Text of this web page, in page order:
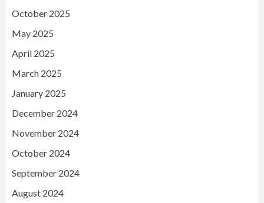
October 2025
May 2025
April 2025
March 2025
January 2025
December 2024
November 2024
October 2024
September 2024
August 2024